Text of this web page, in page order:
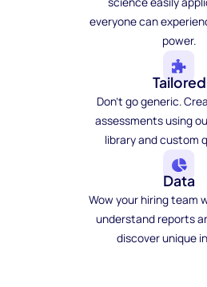
everyone can
power.
Tailored
Don't go generic.
assessments using
library and custom
Data
Wow your hiring team
understand reports
discover unique